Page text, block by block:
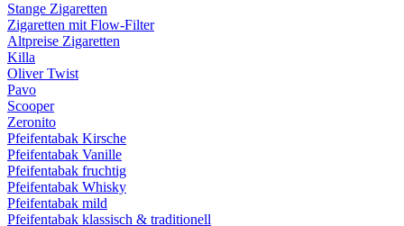
Stange Zigaretten
Zigaretten mit Flow-Filter
Altpreise Zigaretten
Killa
Oliver Twist
Pavo
Scooper
Zeronito
Pfeifentabak Kirsche
Pfeifentabak Vanille
Pfeifentabak fruchtig
Pfeifentabak Whisky
Pfeifentabak mild
Pfeifentabak klassisch & traditionell